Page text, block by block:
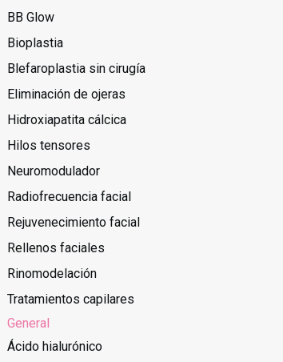
BB Glow
Bioplastia
Blefaroplastia sin cirugía
Eliminación de ojeras
Hidroxiapatita cálcica
Hilos tensores
Neuromodulador
Radiofrecuencia facial
Rejuvenecimiento facial
Rellenos faciales
Rinomodelación
Tratamientos capilares
General
Ácido hialurónico